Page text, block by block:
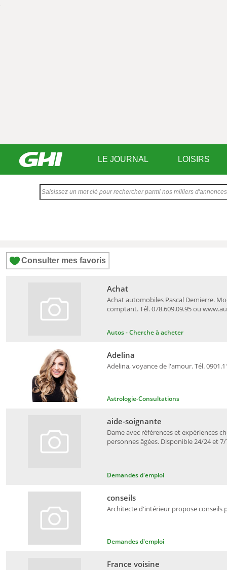
LE JOURNAL LOISIRS
Consulter mes favoris
Autos - Cherche à acheter
Achat automobiles Pascal Demierre.
comptant. Tél. 078.609.09.95 ou
Achat
Astrologie-Consultations
Adelina, voyance de l'amour. Tél.
Adelina
Demandes d'emploi
Dame avec références et expériences
personnes âgées. Disponible 24/24 et 7/
aide-soignante
Demandes d'emploi
Architecte d'intérieur propose conseils
conseils
France voisine